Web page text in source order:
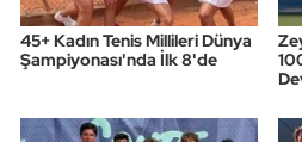
45+ Kadın Tenis Millileri Dünya
Şampiyonası'nda İlk 8'de
Satranç